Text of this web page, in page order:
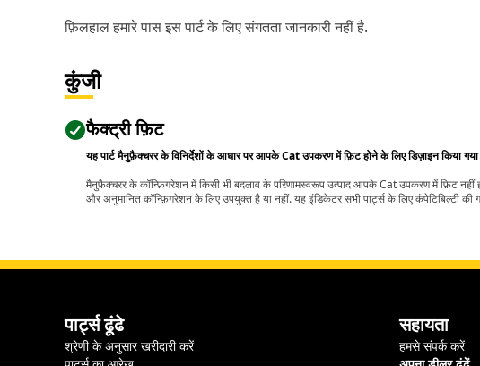
फ़िलहाल हमारे पास इस पार्ट के लिए संगतता जानकारी नहीं है.
कुंजी
फैक्ट्री फ़िट
यह पार्ट मैनुफ़ैक्चरर के विनिर्देशों के आधार पर आपके Cat उपकरण में फ़िट होने के लिए डिज़ाइन किया
मैनुफ़ैक्चरर के कॉन्फ़िगरेशन में किसी भी बदलाव के परिणामस्वरूप उत्पाद आपके Cat उपकरण में फ़िट
और अनुमानित कॉन्फ़िगरेशन के लिए उपयुक्त है या नहीं. यह इंडिकेटर सभी पार्ट्स के लिए कंपेटिबिल्टी की
पार्ट्स ढूंढे
श्रेणी के अनुसार खरीदारी करें
सहायता
हमसे संपर्क करें